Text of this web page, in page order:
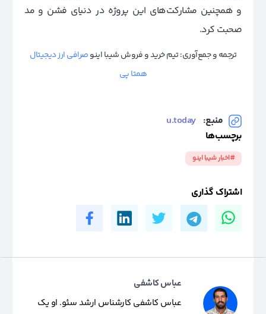
و همچنین مشارکت‌های این پروژه در دنیای فشن و مد
صحبت کرد.
ترجمه و جمع‌آوری: تیم خرید و فروش شیبا اینوصرافی ارز دیجیتال
همتا پی
منبع: u.today
برچسب‌ها
#اخبار شیبا اینو
اشتراک گذاری
عباس کاشفی
عباس کاشفی کارشناس ارشد سئو. او یک